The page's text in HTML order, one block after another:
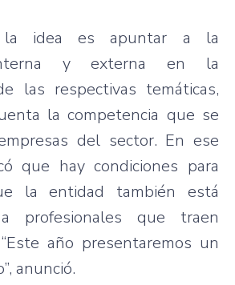
la ideaes apuntar a la
yexterna en la
las respectivas temáticas,
lacompetencia que se
del sector. Enese
que haycondiciones para
laentidad también
está
profesionales que
traen
“Este año presentaremos un
, anunció.